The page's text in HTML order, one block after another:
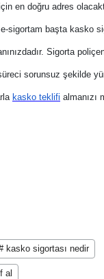
en doğru adres
sigortam başta kasko
Sigorta
sorunsuz şekilde
kasko teklifi almanızı
kasko sigortası nedir
al